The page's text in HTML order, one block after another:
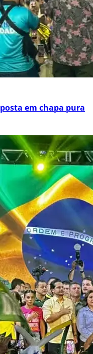
em chapa pura